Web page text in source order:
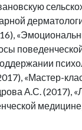
«Мастер-
А.С. (2017),